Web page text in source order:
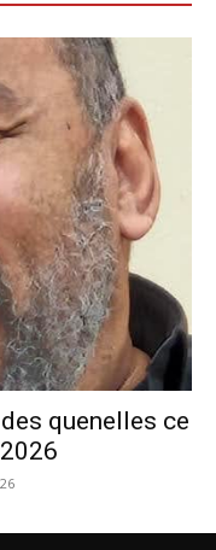
quenelles ce